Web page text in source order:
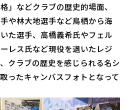
」などクラブの歴史的場面、
や林大地選手など鳥栖から海
た選手、高橋義希氏やフェル
レス氏など現役を退いたレジ
クラブの歴史を感じられる名シ
ったキャンバスフォトとなって